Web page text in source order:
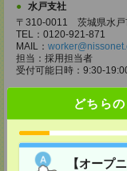
どちら
【オープ
水戸支社
〒310-0011 茨城県水戸
TEL：0120-921-871
MAIL：
担当：採用担当者
受付可能日時：9:30-
〒320-0811 栃木県宇都
TEL：0120-921-871
MAIL：
担当：採用担当者
受付可能日時：9:30-